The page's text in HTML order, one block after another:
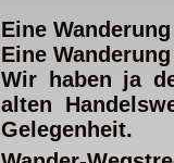
Eine
Eine
Wir haben ja
alten
Gelegenheit.